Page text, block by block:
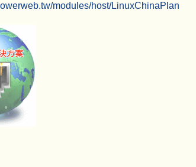
modules/host/LinuxChinaPlan